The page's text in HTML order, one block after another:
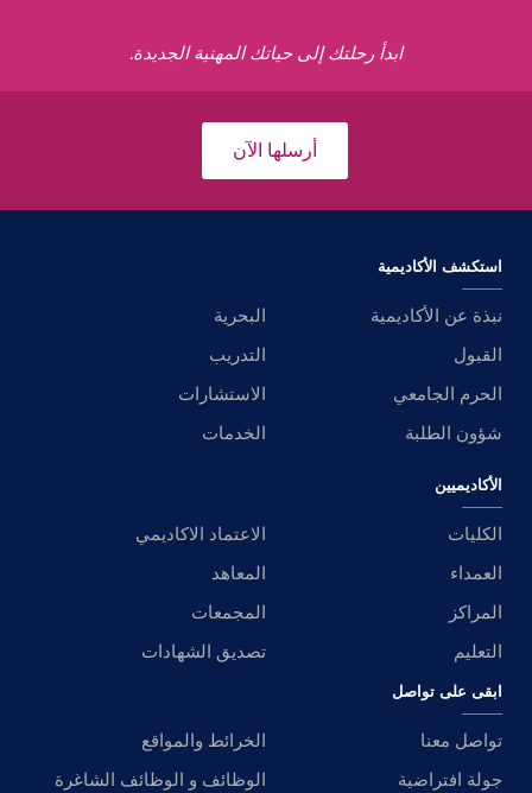
ابدأ رحلتك إلى حياتك المهنية الجديدة.
أرسلها الآن
استكشف الأكاديمية
نبذة عن الأكاديمية
البحرية
القبول
التدريب
الحرم الجامعي
الاستشارات
شؤون الطلبة
الخدمات
الأكاديميين
الكليات
الاعتماد الاكاديمي
العمداء
المعاهد
المراكز
المجمعات
التعليم
تصديق الشهادات
ابقى على تواصل
تواصل معنا
الخرائط والمواقع
جولة افتراضية
الوظائف و الوظائف الشاغرة